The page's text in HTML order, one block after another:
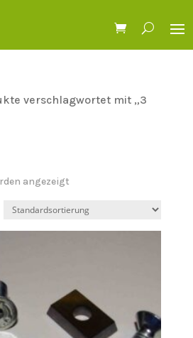
verschlagwortet mit „3
angezeigt